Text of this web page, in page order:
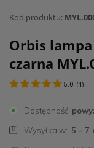
Kod produktu:
Orbis
czarna
5.0 ( 1 )
Dostępność
Wysyłka w: 5 - 7